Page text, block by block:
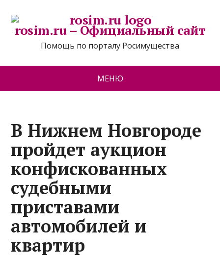
rosim.ru – Официальный сайт
Помощь по порталу Росимущества
МЕНЮ
В Нижнем Новгороде
пройдет аукцион
конфискованных
судебными
приставами
автомобилей и
квартир